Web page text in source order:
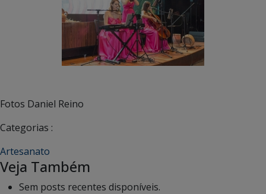
Fotos Daniel Reino
Categorias :
Artesanato
Veja Também
Sem posts recentes disponíveis.